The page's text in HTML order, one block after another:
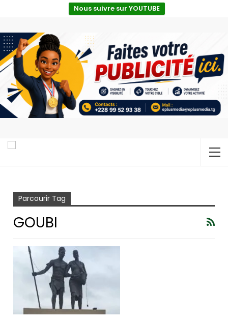
Nous suivre sur YOUTUBE
Parcourir Tag
GOUBI